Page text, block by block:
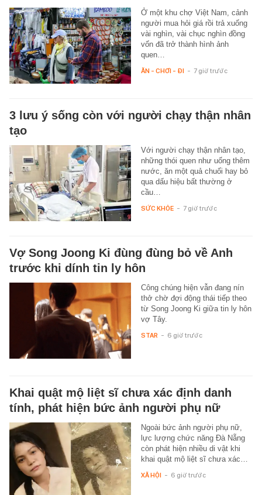
Ở một khu chợ Việt Nam, cảnh
người mua hỏi giá rồi trả xuống
vài nghìn, vài chục nghìn đồng
vốn đã trở thành hình ảnh
quen…
ĂN - CHƠI - ĐI - 7 giờ trước
3 lưu ý sống còn với người chạy thận nhân
tạo
Với người chạy thận nhân tạo,
những thói quen như uống thêm
nước, ăn một quả chuối hay bỏ
qua dấu hiệu bất thường ở
cầu…
SỨC KHỎE - 7 giờ trước
Vợ Song Joong Ki đùng đùng bỏ về Anh
trước khi dính tin ly hôn
Công chúng hiện vẫn đang nín
thở chờ đợi động thái tiếp theo
từ Song Joong Ki giữa tin ly hôn
vợ Tây.
STAR - 6 giờ trước
Khai quật mộ liệt sĩ chưa xác định danh
tính, phát hiện bức ảnh người phụ nữ
Ngoài bức ảnh người phụ nữ,
lực lượng chức năng Đà Nẵng
còn phát hiện nhiều di vật khi
khai quật mộ liệt sĩ chưa xác…
XÃ HỘI - 6 giờ trước